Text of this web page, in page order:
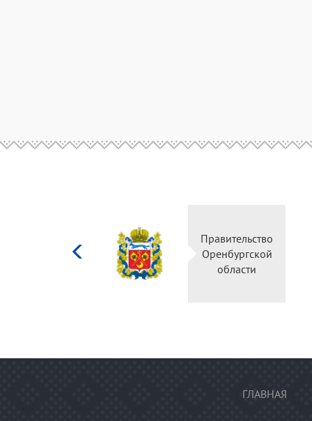
культуры
Российской
Правительство
Оренбургской
области
ГЛАВНАЯ